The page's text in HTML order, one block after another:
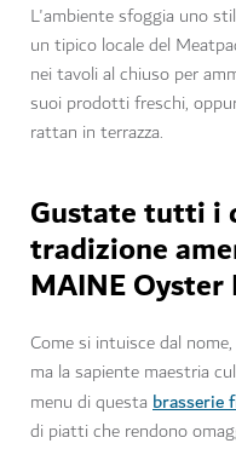
L'ambiente sfoggia uno
un tipico locale del
nei tavoli al chiuso per
suoi prodotti freschi,
rattan in terrazza.
Gustate tutti i
tradizione
MAINE
Come si intuisce dal
ma la sapiente maestria
menu di questa brasserie
di piatti che rendono